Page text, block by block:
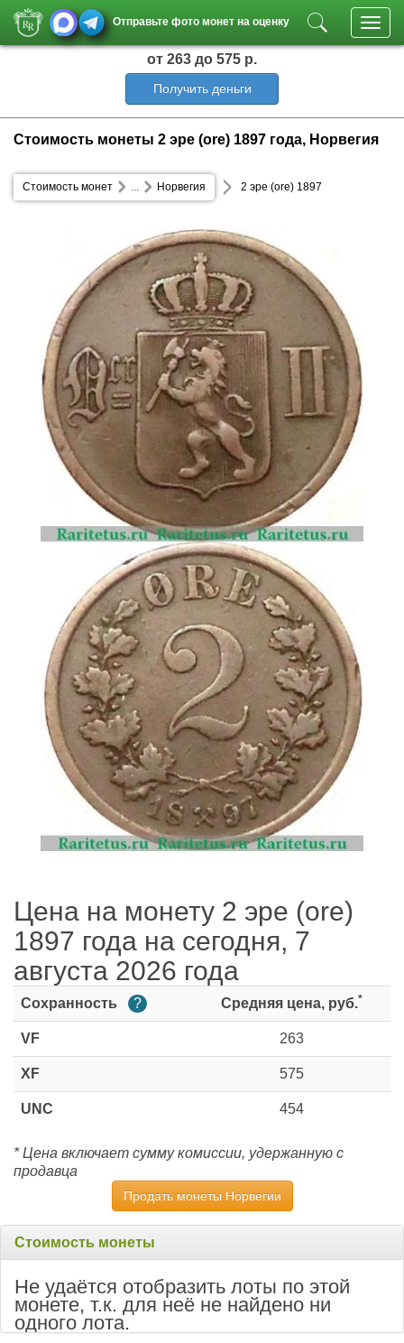
Отправьте фото монет на оценку
от 263 до 575 р.
Получить деньги
Стоимость монеты 2 эре (ore) 1897 года, Норвегия
Стоимость монет Норвегия
... 2 эре (ore) 1897
Цена на монету 2 эре (ore)
1897 года на сегодня, 7
августа 2026 года
Сохранность ? Средняя цена, руб.*
VF 263
XF 575
UNC 454
* Цена включает сумму комиссии, удержанную с
продавца
Продать монеты Норвегии
Стоимость монеты
Не удаётся отобразить лоты по этой
монете, т.к. для неё не найдено ни
одного лота.